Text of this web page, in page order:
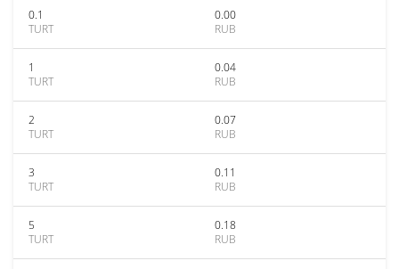
0.1
TURT
0.00
RUB
1
TURT
0.04
RUB
2
TURT
0.07
RUB
3
TURT
0.11
RUB
5
TURT
0.18
RUB